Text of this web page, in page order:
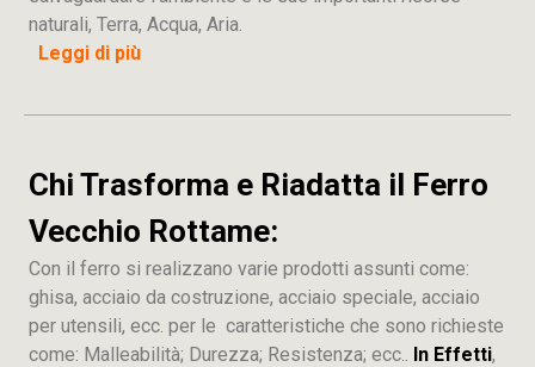
naturali, Terra, Acqua, Aria.
Leggi di più
Chi Trasforma e Riadatta il Ferro
Vecchio Rottame:
Con il ferro si realizzano varie prodotti assunti come:
ghisa, acciaio da costruzione, acciaio speciale, acciaio
per utensili, ecc. per le caratteristiche che sono richieste
come: Malleabilità; Durezza; Resistenza; ecc.. In Effetti,